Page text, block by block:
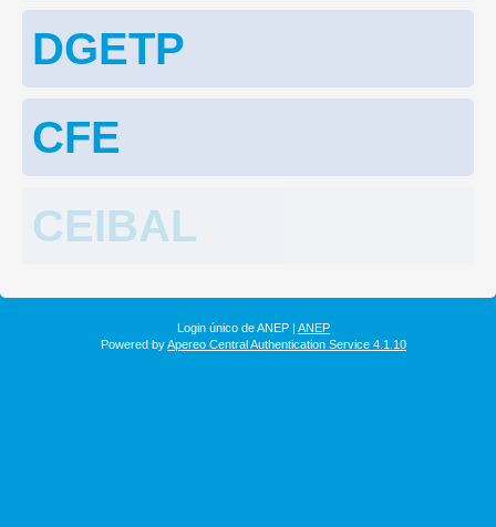
DGETP
CFE
CEIBAL
Login único de ANEP | ANEP
Powered byApereo Central Authentication Service 4.1.10